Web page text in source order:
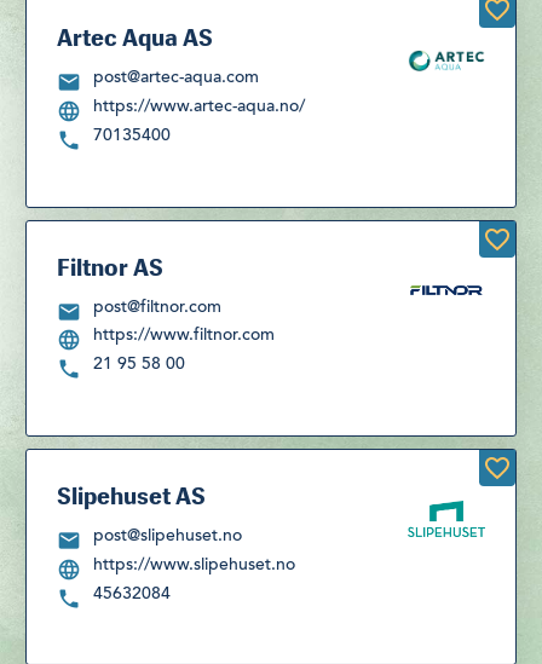
Artec Aqua AS
post@artec-aqua.com
https://www.artec-aqua.no/
70135400
Filtnor AS
post@filtnor.com
https://www.filtnor.com
21 95 58 00
Slipehuset AS
post@slipehuset.no
https://www.slipehuset.no
45632084